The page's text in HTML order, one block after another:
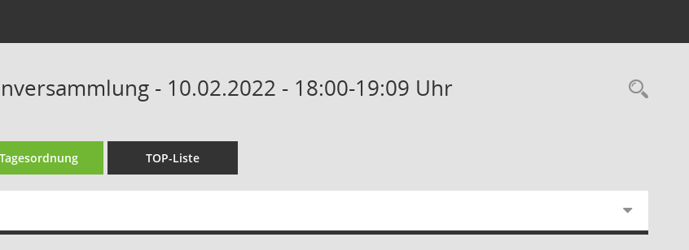
- 10.02.2022 - 18:00-19:09 Uhr
Tagesordnung TOP-Liste